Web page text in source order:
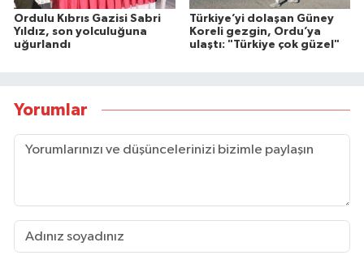
Ordulu Kıbrıs Gazisi Sabri
Yıldız, son yolculuğuna
uğurlandı
Türkiye’yi dolaşan Güney
Koreli gezgin, Ordu’ya
ulaştı: "Türkiye çok güzel"
Yorumlar